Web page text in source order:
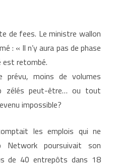
de fees. Le ministre wallon
: « Il n’y aura pas de phase
est retombé.
prévu, moins de volumes
zélés peut-être… ou tout
impossible?
les emplois qui ne
Network poursuivait son
de 40 entrepôts dans 18